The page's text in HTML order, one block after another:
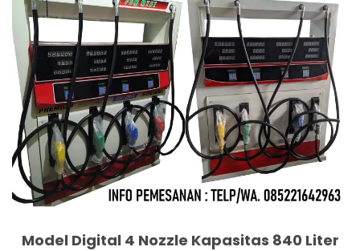
Model Digital 4 Nozzle Kapasitas 840 Liter